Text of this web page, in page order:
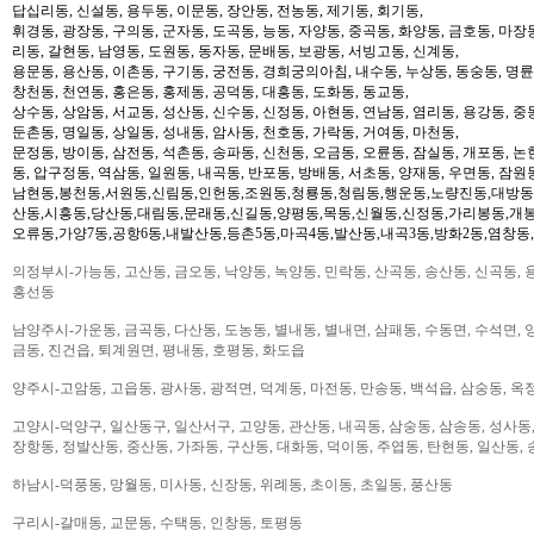
답십리동, 신설동, 용두동, 이문동, 장안동, 전농동, 제기동, 회기동,
휘경동, 광장동, 구의동, 군자동, 도곡동, 능동, 자양동, 중곡동, 화양동, 금호동, 마
리동, 갈현동, 남영동, 도원동, 동자동, 문배동, 보광동, 서빙고동, 신계동,
용문동, 용산동, 이촌동, 구기동, 궁전동, 경희궁의아침, 내수동, 누상동, 동숭동, 명
창천동, 천연동, 홍은동, 홍제동, 공덕동, 대흥동, 도화동, 동교동,
상수동, 상암동, 서교동, 성산동, 신수동, 신정동, 아현동, 연남동, 염리동, 용강동,
둔촌동, 명일동, 상일동, 성내동, 암사동, 천호동, 가락동, 거여동, 마천동,
문정동, 방이동, 삼전동, 석촌동, 송파동, 신천동, 오금동, 오륜동, 잠실동, 개포동,
동, 압구정동, 역삼동, 일원동, 내곡동, 반포동, 방배동, 서초동, 양재동, 우면동, 잠원
남현동,봉천동,서원동,신림동,인헌동,조원동,청룡동,청림동,행운동,노량진동,대방
산동,시흥동,당산동,대림동,문래동,신길동,양평동,목동,신월동,신정동,가리봉동,개
오류동,가양7동,공항6동,내발산동,등촌5동,마곡4동,발산동,내곡3동,방화2동,염창동
의정부시-가능동, 고산동, 금오동, 낙양동, 녹양동, 민락동, 산곡동, 송산동, 신곡동,
흥선동
남양주시-가운동, 금곡동, 다산동, 도농동, 별내동, 별내면, 삼패동, 수동면, 수석면,
금동, 진건읍, 퇴계원면, 평내동, 호평동, 화도읍
양주시-고암동, 고읍동, 광사동, 광적면, 덕계동, 마전동, 만송동, 백석읍, 삼숭동, 옥
고양시-덕양구, 일산동구, 일산서구, 고양동, 관산동, 내곡동, 삼숭동, 삼송동, 성사
장항동, 정발산동, 중산동, 가좌동, 구산동, 대화동, 덕이동, 주엽동, 탄현동, 일산동,
하남시-덕풍동, 망월동, 미사동, 신장동, 위례동, 초이동, 초일동, 풍산동
구리시-갈매동, 교문동, 수택동, 인창동, 토평동